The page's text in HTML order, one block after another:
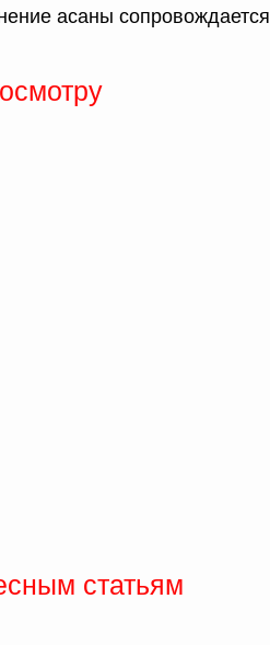
асаны сопровождается
статьям